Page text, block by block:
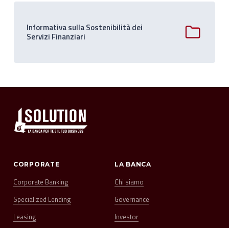
Informativa sulla Sostenibilità dei
Servizi Finanziari
CORPORATE
Corporate Banking
Specialized Lending
Leasing
LA BANCA
Chi siamo
Governance
Investor